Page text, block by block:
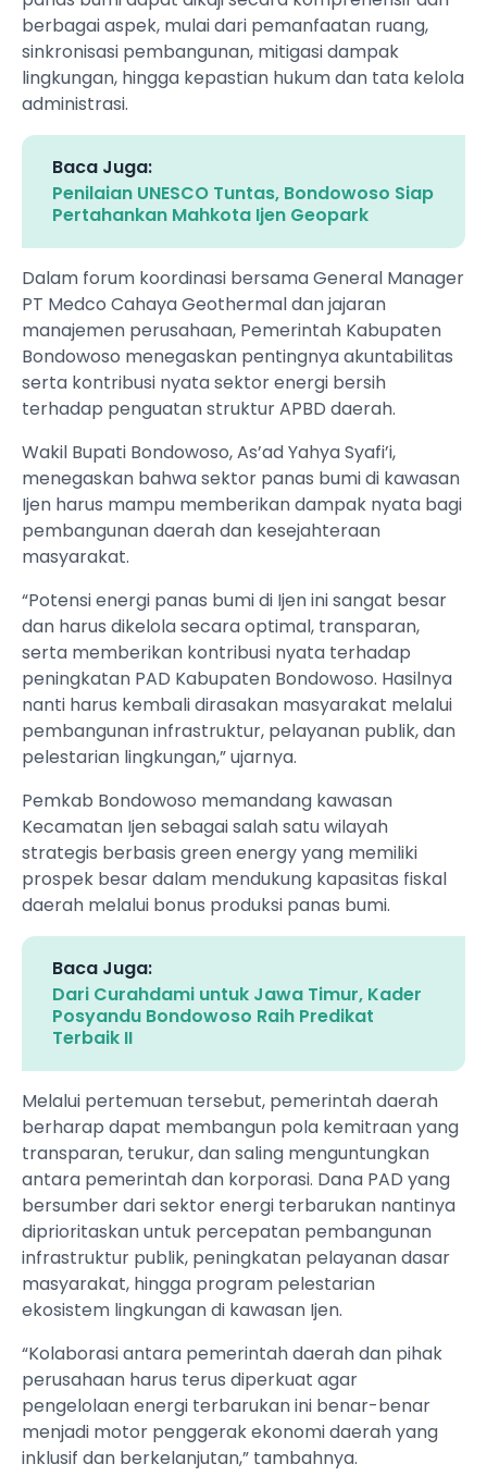
berbagai aspek, mulai dari pemanfaatan ruang,
sinkronisasi pembangunan, mitigasi dampak
lingkungan, hingga kepastian hukum dan tata kelola
administrasi.
Baca Juga:
Penilaian UNESCO Tuntas, Bondowoso Siap
Pertahankan Mahkota Ijen Geopark
Dalam forum koordinasi bersama General Manager
PT Medco Cahaya Geothermal dan jajaran
manajemen perusahaan, Pemerintah Kabupaten
Bondowoso menegaskan pentingnya akuntabilitas
serta kontribusi nyata sektor energi bersih
terhadap penguatan struktur APBD daerah.
Wakil Bupati Bondowoso, As’ad Yahya Syafi’i,
menegaskan bahwa sektor panas bumi di kawasan
Ijen harus mampu memberikan dampak nyata bagi
pembangunan daerah dan kesejahteraan
masyarakat.
“Potensi energi panas bumi di Ijen ini sangat besar
dan harus dikelola secara optimal, transparan,
serta memberikan kontribusi nyata terhadap
peningkatan PAD Kabupaten Bondowoso. Hasilnya
nanti harus kembali dirasakan masyarakat melalui
pembangunan infrastruktur, pelayanan publik, dan
pelestarian lingkungan,” ujarnya.
Pemkab Bondowoso memandang kawasan
Kecamatan Ijen sebagai salah satu wilayah
strategis berbasis green energy yang memiliki
prospek besar dalam mendukung kapasitas fiskal
daerah melalui bonus produksi panas bumi.
Baca Juga:
Dari Curahdami untuk Jawa Timur, Kader
Posyandu Bondowoso Raih Predikat
Terbaik II
Melalui pertemuan tersebut, pemerintah daerah
berharap dapat membangun pola kemitraan yang
transparan, terukur, dan saling menguntungkan
antara pemerintah dan korporasi. Dana PAD yang
bersumber dari sektor energi terbarukan nantinya
diprioritaskan untuk percepatan pembangunan
infrastruktur publik, peningkatan pelayanan dasar
masyarakat, hingga program pelestarian
ekosistem lingkungan di kawasan Ijen.
“Kolaborasi antara pemerintah daerah dan pihak
perusahaan harus terus diperkuat agar
pengelolaan energi terbarukan ini benar-benar
menjadi motor penggerak ekonomi daerah yang
inklusif dan berkelanjutan,” tambahnya.